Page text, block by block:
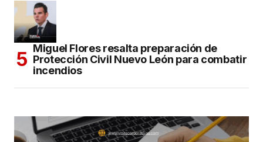
Miguel Flores resalta preparación de
Protección Civil Nuevo León para combatir
incendios